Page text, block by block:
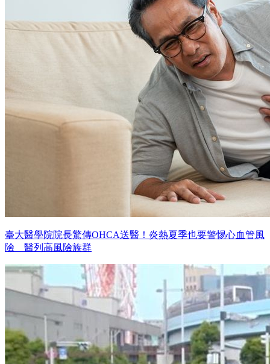
臺大醫學院院長驚傳OHCA送醫！炎熱夏季也要警惕心血管風
險 醫列高風險族群